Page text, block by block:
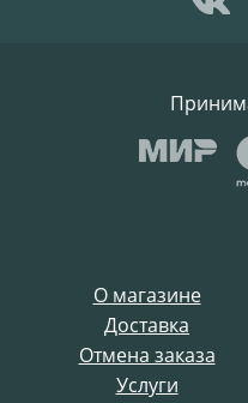
О магазине
Доставка
Отмена заказа
Услуги